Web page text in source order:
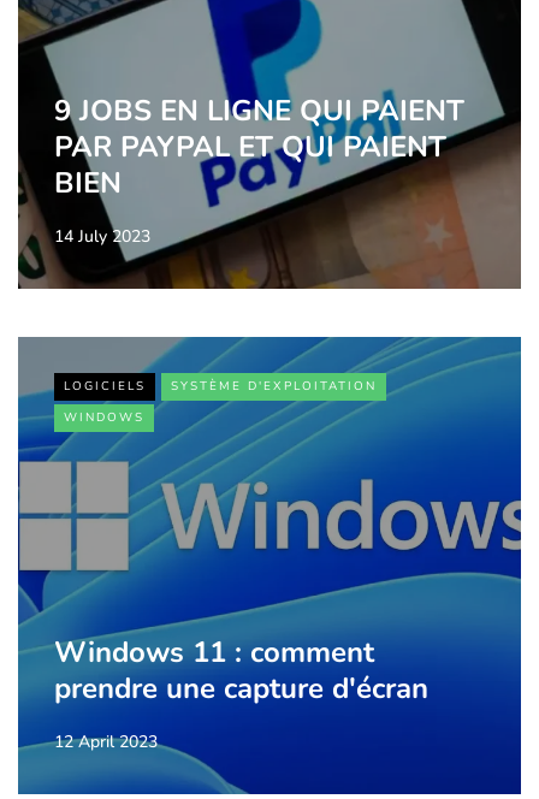
9 JOBS EN LIGNE QUI PAIENT
PAR PAYPAL ET QUI PAIENT
BIEN
14 July 2023
LOGICIELS
SYSTÈME D'EXPLOITATION
WINDOWS
Windows 11 : comment
prendre une capture d'écran
12 April 2023